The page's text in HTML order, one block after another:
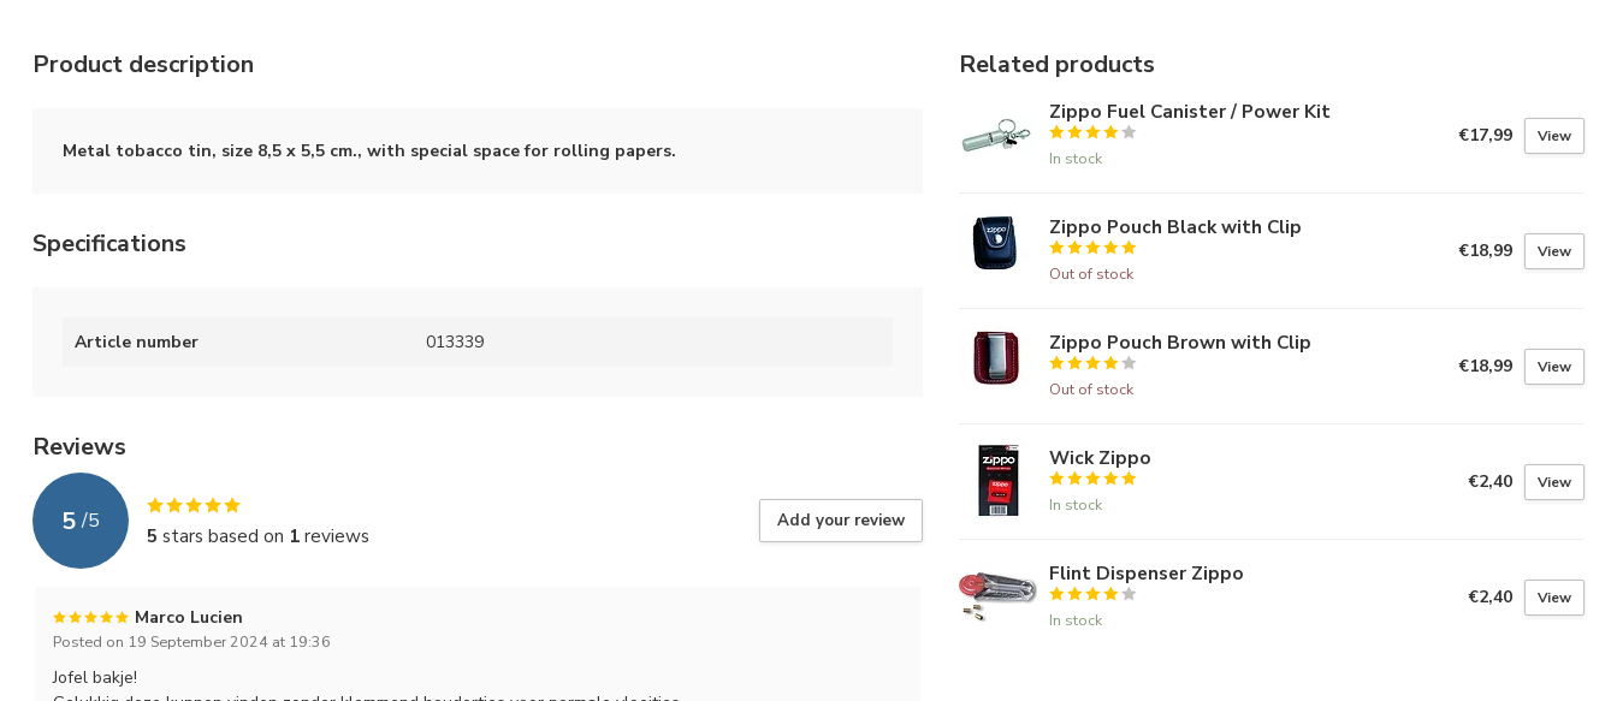
Product description
Metal tobacco tin, size 8,5 x 5,5 cm., with special space for rolling papers.
Specifications
Article number 013339
Reviews
5 /5
5 stars based on 1reviews
Add your review
Marco Lucien
Posted on 19 September 2024 at 19:36
Jofel bakje!
Related products
Zippo Fuel Canister / Power Kit
In stock
€17,99 View
Zippo Pouch Black with Clip
Out of stock
€18,99 View
Zippo Pouch Brown with Clip
Out of stock
€18,99 View
Wick Zippo
In stock
€2,40 View
Flint Dispenser Zippo
In stock
€2,40 View